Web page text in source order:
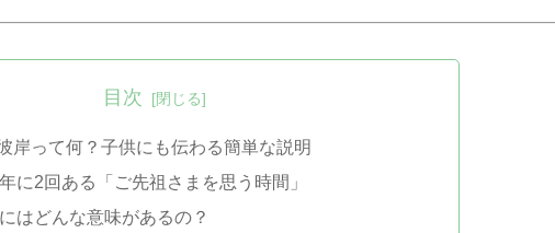
目次
岸って何？子供にも伝わる簡単な説明
に2回ある「ご先祖さまを思う時間」
はどんな意味があるの？